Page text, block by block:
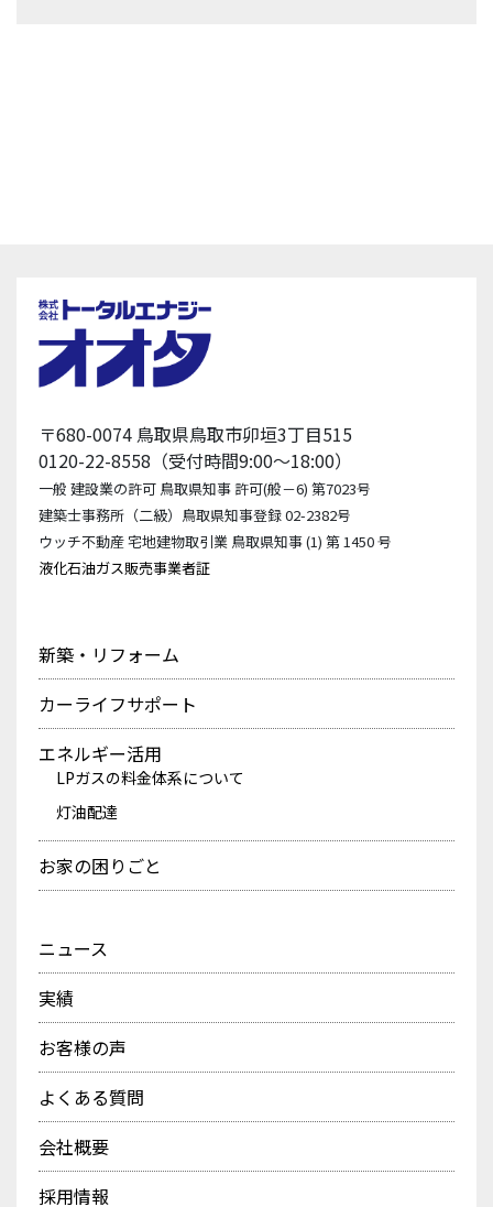
〒680-0074 鳥取県鳥取市卯垣3丁目515
0120-22-8558（受付時間9:00〜18:00）
一般 建設業の許可 鳥取県知事 許可(般－6) 第7023号
建築士事務所（二級）鳥取県知事登録 02-2382号
ウッチ不動産 宅地建物取引業 鳥取県知事 (1) 第 1450 号
液化石油ガス販売事業者証
新築・リフォーム
カーライフサポート
エネルギー活用
LPガスの料金体系について
灯油配達
お家の困りごと
ニュース
実績
お客様の声
よくある質問
会社概要
採用情報